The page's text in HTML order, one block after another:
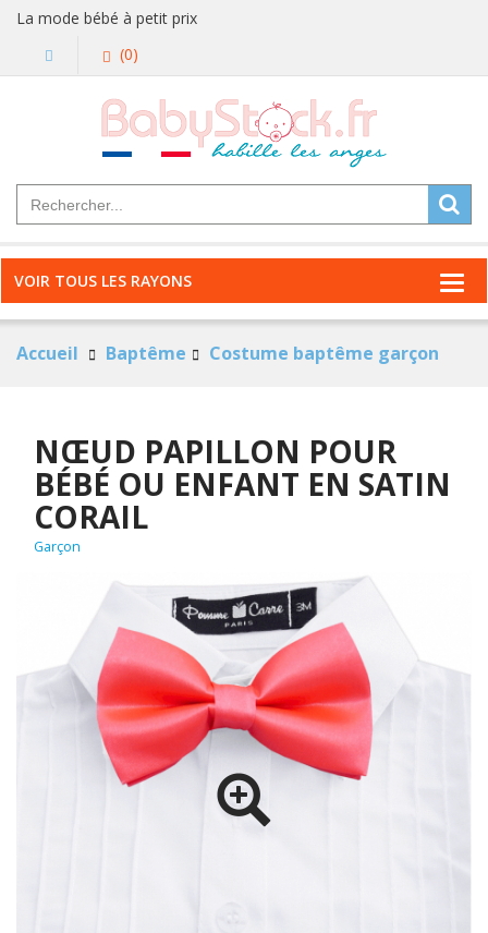
La mode bébé à petit prix
(0)
VOIR TOUS LES RAYONS
Accueil Baptême Costume baptême garçon
NŒUD PAPILLON POUR
BÉBÉ OU ENFANT EN SATIN
CORAIL
Garçon